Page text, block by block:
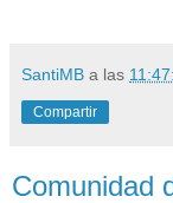
SantiMB a las
Compartir
Comunidad